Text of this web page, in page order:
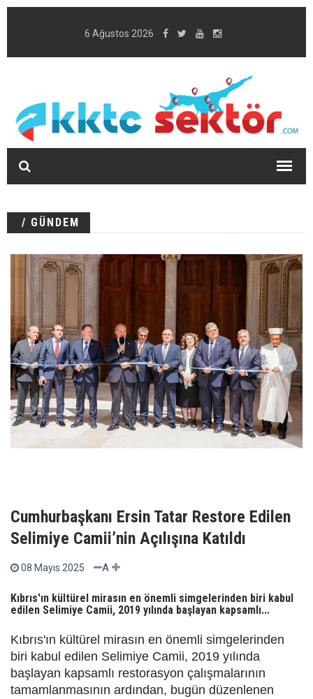
6 Ağustos 2026
/ GÜNDEM
Cumhurbaşkanı Ersin Tatar Restore Edilen
Selimiye Camii’nin Açılışına Katıldı
08 Mayıs 2025 A
Kıbrıs'ın kültürel mirasın en önemli simgelerinden biri kabul
edilen Selimiye Camii, 2019 yılında başlayan kapsamlı...
Kıbrıs'ın kültürel mirasın en önemli simgelerinden
biri kabul edilen Selimiye Camii, 2019 yılında
başlayan kapsamlı restorasyon çalışmalarının
tamamlanmasının ardından, bugün düzenlenen